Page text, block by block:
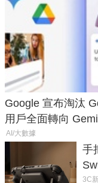
Google 宣布淘汰
用戶全面轉向
AI/大數據
手
3C